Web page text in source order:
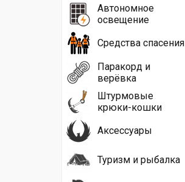
Автономное
освещение
Средства спасения
Паракорд и
верёвка
Штурмовые
крюки-кошки
Аксессуары
Туризм и рыбалка